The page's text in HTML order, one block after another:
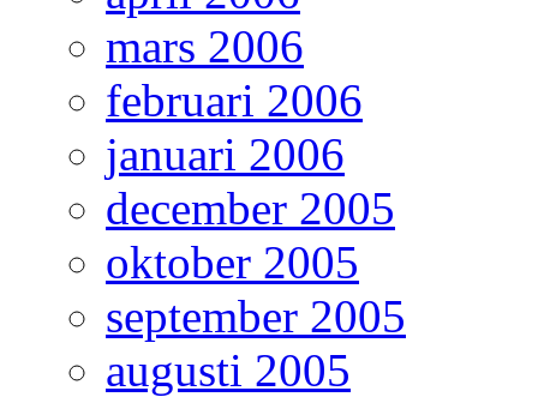
mars 2006
februari 2006
januari 2006
december 2005
oktober 2005
september 2005
augusti 2005